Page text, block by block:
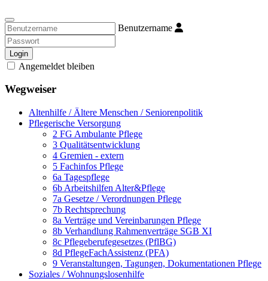
Benutzername
Login
Angemeldet bleiben
Wegweiser
Altenhilfe / Ältere Menschen / Seniorenpolitik
Pflegerische Versorgung
2 FG Ambulante Pflege
3 Qualitätsentwicklung
4 Gremien - extern
5 Fachinfos Pflege
6a Tagespflege
6b Arbeitshilfen Alter&Pflege
7a Gesetze / Verordnungen Pflege
7b Rechtsprechung
8a Verträge und Vereinbarungen Pflege
8b Verhandlung Rahmenverträge SGB XI
8c Pflegeberufegesetzes (PflBG)
8d PflegeFachAssistenz (PFA)
9 Veranstaltungen, Tagungen, Dokumentationen Pflege
Soziales / Wohnungslosenhilfe